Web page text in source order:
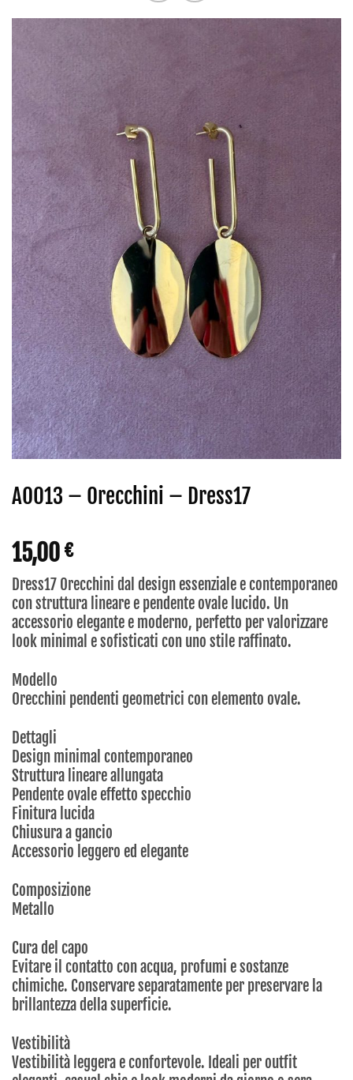
AO013 – Orecchini – Dress17
15,00 €
Dress17 Orecchini dal design essenziale e contemporaneo
con struttura lineare e pendente ovale lucido. Un
accessorio elegante e moderno, perfetto per valorizzare
look minimal e sofisticati con uno stile raffinato.
Modello
Orecchini pendenti geometrici con elemento ovale.
Dettagli
Design minimal contemporaneo
Struttura lineare allungata
Pendente ovale effetto specchio
Finitura lucida
Chiusura a gancio
Accessorio leggero ed elegante
Composizione
Metallo
Cura del capo
Evitare il contatto con acqua, profumi e sostanze
chimiche. Conservare separatamente per preservare la
brillantezza della superficie.
Vestibilità
Vestibilità leggera e confortevole. Ideali per outfit